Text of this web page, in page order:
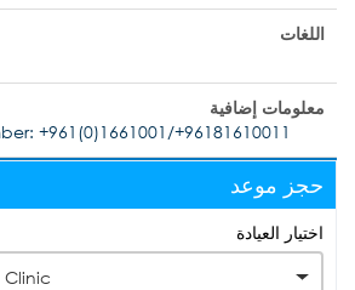
اللغات
معلومات إضافية
+961(0)1661001/+96181610011
حجز موعد
اختيار العيادة
Clinic